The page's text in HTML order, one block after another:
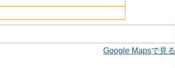
Google Mapsで見る